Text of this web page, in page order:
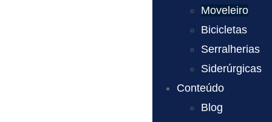
Moveleiro
Bicicletas
Serralherias
Siderúrgicas
Conteúdo
Blog